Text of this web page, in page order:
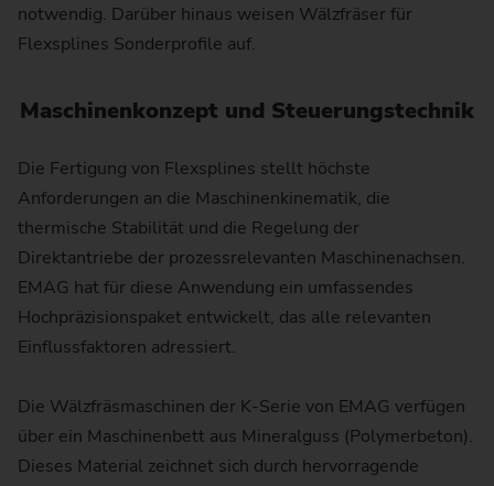
notwendig. Darüber hinaus weisen Wälzfräser für
Flexsplines Sonderprofile auf.
Maschinenkonzept und Steuerungstechnik
Die Fertigung von Flexsplines stellt höchste
Anforderungen an die Maschinenkinematik, die
thermische Stabilität und die Regelung der
Direktantriebe der prozessrelevanten Maschinenachsen.
EMAG hat für diese Anwendung ein umfassendes
Hochpräzisionspaket entwickelt, das alle relevanten
Einflussfaktoren adressiert.
Die Wälzfräsmaschinen der K-Serie von EMAG verfügen
über ein Maschinenbett aus Mineralguss (Polymerbeton).
Dieses Material zeichnet sich durch hervorragende